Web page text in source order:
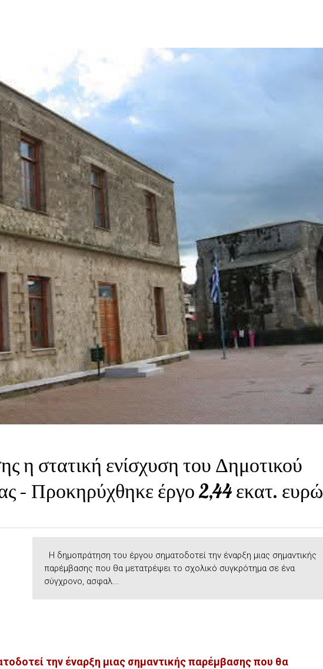
η στατική ενίσχυση του Δημοτικού
– Προκηρύχθηκε έργο 2,44 εκατ. ευρώ
Η δημοπράτηση του έργου σηματοδοτεί την έναρξη μιας σημαντικής
παρέμβασης που θα μετατρέψει το σχολικό συγκρότημα σε ένα
σύγχρονο, ασφαλ...
την έναρξη μιας σημαντικής παρέμβασης που θα